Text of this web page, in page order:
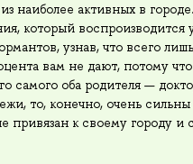
наиболее активных в
который воспроизводится
узнав, что всего
вам не дают, потому
самого оба родителя —
то, конечно, очень
привязан к своему городу и